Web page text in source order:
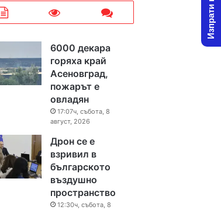
6000 декара
горяха край
Асеновград,
пожарът е
овладян
17:07ч, събота, 8
август, 2026
Дрон се е
взривил в
българското
въздушно
пространство
12:30ч, събота, 8